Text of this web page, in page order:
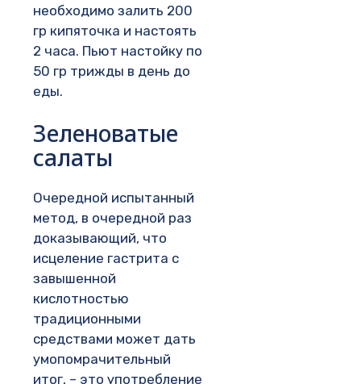
необходимо залить 200
гр кипяточка и настоять
2 часа. Пьют настойку по
50 гр трижды в день до
еды.
Зеленоватые
салаты
Очередной испытанный
метод, в очередной раз
доказывающий, что
исцеление гастрита с
завышенной
кислотностью
традиционными
средствами может дать
умопомрачительный
итог, – это употребление